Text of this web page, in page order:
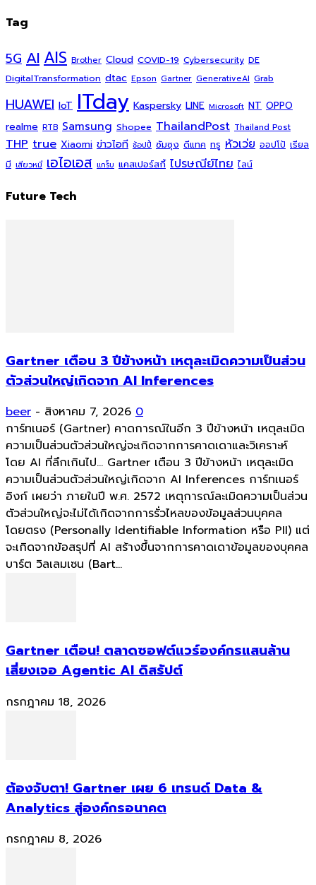
Tag
5G AI AIS Brother Cloud COVID-19 Cybersecurity DE
DigitalTransformation dtac Epson Gartner GenerativeAI Grab
HUAWEI IoT ITday Kaspersky LINE Microsoft NT OPPO
realme RTB Samsung Shopee ThailandPost Thailand Post
THP true Xiaomi ข่าวไอที ช้อปปี้ ซัมซุง ดีแทค ทรู หัวเว่ย ออปโป้ เรียล
มี เสียวหมี่ เอไอเอส แกร็บ แคสเปอร์สกี้ ไปรษณีย์ไทย ไลน์
Future Tech
Gartner เตือน 3 ปีข้างหน้า เหตุละเมิดความเป็นส่วน
ตัวส่วนใหญ่เกิดจาก AI Inferences
beer - สิงหาคม 7, 2026 0
การ์ทเนอร์ (Gartner) คาดการณ์ในอีก 3 ปีข้างหน้า เหตุละเมิด
ความเป็นส่วนตัวส่วนใหญ่จะเกิดจากการคาดเดาและวิเคราะห์
โดย AI ที่ลึกเกินไป... Gartner เตือน 3 ปีข้างหน้า เหตุละเมิด
ความเป็นส่วนตัวส่วนใหญ่เกิดจาก AI Inferences การ์ทเนอร์
อิงก์ เผยว่า ภายในปี พ.ศ. 2572 เหตุการณ์ละเมิดความเป็นส่วน
ตัวส่วนใหญ่จะไม่ได้เกิดจากการรั่วไหลของข้อมูลส่วนบุคคล
โดยตรง (Personally Identifiable Information หรือ PII) แต่
จะเกิดจากข้อสรุปที่ AI สร้างขึ้นจากการคาดเดาข้อมูลของบุคคล
บาร์ต วิลเลมเซน (Bart...
Gartner เตือน! ตลาดซอฟต์แวร์องค์กรแสนล้าน
เสี่ยงเจอ Agentic AI ดิสรัปต์
กรกฎาคม 18, 2026
ต้องจับตา! Gartner เผย 6 เทรนด์ Data &
Analytics สู่องค์กรอนาคต
กรกฎาคม 8, 2026